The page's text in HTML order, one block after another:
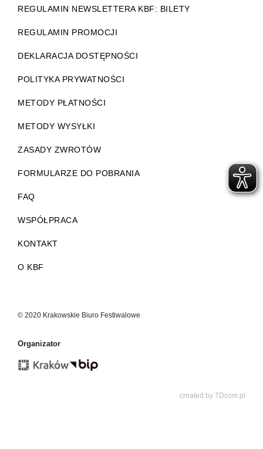
REGULAMIN NEWSLETTERA KBF: BILETY
REGULAMIN PROMOCJI
DEKLARACJA DOSTĘPNOŚCI
POLITYKA PRYWATNOŚCI
METODY PŁATNOŚCI
METODY WYSYŁKI
ZASADY ZWROTÓW
FORMULARZE DO POBRANIA
FAQ
WSPÓŁPRACA
KONTAKT
O KBF
© 2020 Krakowskie Biuro Festiwalowe
Organizator
created by TDcom.pl